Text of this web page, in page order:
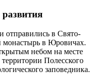
отправились в Свято-
монастырь в Юровичах.
небом на месте
Полесского
заповедника.